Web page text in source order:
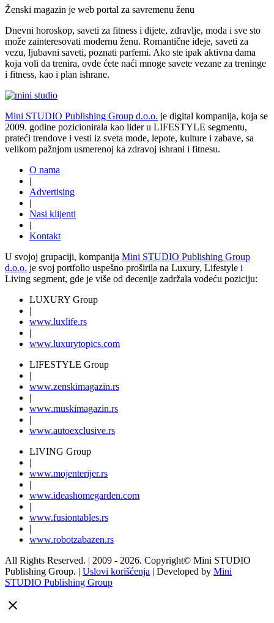
Ženski magazin je web portal za savremenu ženu
Dnevni horoskop, saveti za fitness i dijete, zdravlje, moda i sve sto
može zainteresovati modernu ženu. Romantične ideje, saveti za
vezu, ljubavni saveti, poznati parfemi. Ako ste ipak aktivna dama
koja voli da trenira, ovde ćete naći mnoge savete vezane za treninge
i fitness, kao i plan ishrane.
Mini STUDIO Publishing Group d.o.o. je digital kompanija, koja se
2009. godine pozicionirala kao lider u LIFESTYLE segmentu,
prateći trendove i vesti iz sveta mode, lepote, kulture i zabave, sa
velikom pažnjom usmerenoj ka zdravoj ishrani i fitnesu.
O nama
|
Advertising
|
Nasi klijenti
|
Kontakt
U svojoj grupaciji, kompanija Mini STUDIO Publishing Group
d.o.o. je svoj portfolio uspešno proširila na Luxury, Lifestyle i
Living segment, gde je više od decenije zadržala vodeću poziciju:
LUXURY Group
|
www.luxlife.rs
|
www.luxurytopics.com
LIFESTYLE Group
|
www.zenskimagazin.rs
|
www.muskimagazin.rs
|
www.autoexclusive.rs
LIVING Group
|
www.mojenterijer.rs
|
www.ideashomegarden.com
|
www.fusiontables.rs
|
www.robotzabazen.rs
All Rights Reserved. | 2009 - 2026. Copyright© Mini STUDIO
Publishing Group. | Uslovi korišćenja | Developed by Mini
STUDIO Publishing Group